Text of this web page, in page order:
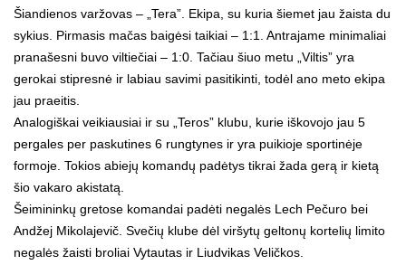
Šiandienos varžovas – „Tera”. Ekipa, su kuria šiemet jau žaista du
sykius. Pirmasis mačas baigėsi taikiai – 1:1. Antrajame minimaliai
pranašesni buvo viltiečiai – 1:0. Tačiau šiuo metu „Viltis” yra
gerokai stipresnė ir labiau savimi pasitikinti, todėl ano meto ekipa
jau praeitis.
Analogiškai veikiausiai ir su „Teros” klubu, kurie iškovojo jau 5
pergales per paskutines 6 rungtynes ir yra puikioje sportinėje
formoje. Tokios abiejų komandų padėtys tikrai žada gerą ir kietą
šio vakaro akistatą.
Šeimininkų gretose komandai padėti negalės Lech Pečuro bei
Andžej Mikolajevič. Svečių klube dėl viršytų geltonų kortelių limito
negalės žaisti broliai Vytautas ir Liudvikas Veličkos.